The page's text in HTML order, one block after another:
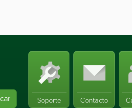
Soporte Contacto